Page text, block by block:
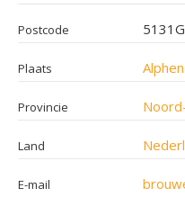
Postcode
Plaats Alphen
Provincie
Land
E-mail